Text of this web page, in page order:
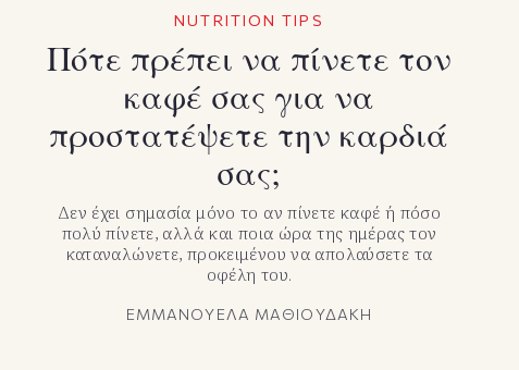
NUTRITION TIPS
Πότε πρέπει να πίνετε τον
καφέ σας για να
προστατέψετε την καρδιά
σας;
Δεν έχει σημασία μόνο το αν πίνετε καφέ ή πόσο
πολύ πίνετε, αλλά και ποια ώρα της ημέρας τον
καταναλώνετε, προκειμένου να απολαύσετε τα
οφέλη του.
ΕΜΜΑΝΟΥΕΛΑ ΜΑΘΙΟΥΔΑΚΗ